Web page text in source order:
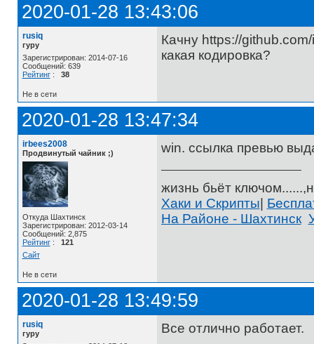
2020-01-28 13:43:06
rusiq
гуру
Зарегистрирован: 2014-07-16
Сообщений: 639
Рейтинг: 38
Качну https://
какая кодировка?
Не в сети
2020-01-28 13:47:34
irbees2008
Продвинутый чайник ;)
Откуда Шахтинск
Зарегистрирован: 2012-03-14
Сообщений: 2,875
Рейтинг: 121
Сайт
win. ссылка превью
жизнь бьёт
Хаки и Скрипты|
На Районе - Шахтинск
Не в сети
2020-01-28 13:49:59
rusiq
гуру
Все отлично работает.